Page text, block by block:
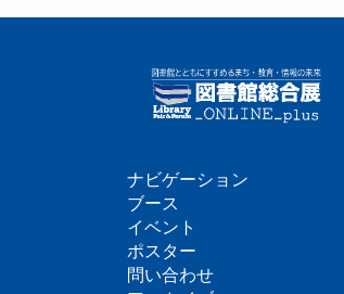
フ
ッ
ナビゲーション
ブース
イベント
ポスター
問い合わせ